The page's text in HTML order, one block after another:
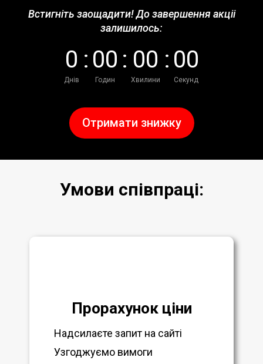
Встигніть заощадити! До завершення акціі
залишилось:
0
Днів
: 00
Годин
: 00
Хвилини
: 00
Секунд
Отримати знижку
Умови співпраці:
Прорахунок ціни
Надсилаєте запит на сайті
Узгоджуємо вимоги